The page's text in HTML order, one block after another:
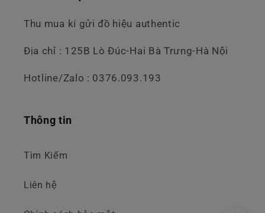
Thu mua kí gửi đồ hiệu authentic
Địa chỉ : 125B Lò Đúc-Hai Bà Trưng-Hà Nội
Hotline/Zalo : 0376.093.193
Thông tin
Tìm Kiếm
Liên hệ